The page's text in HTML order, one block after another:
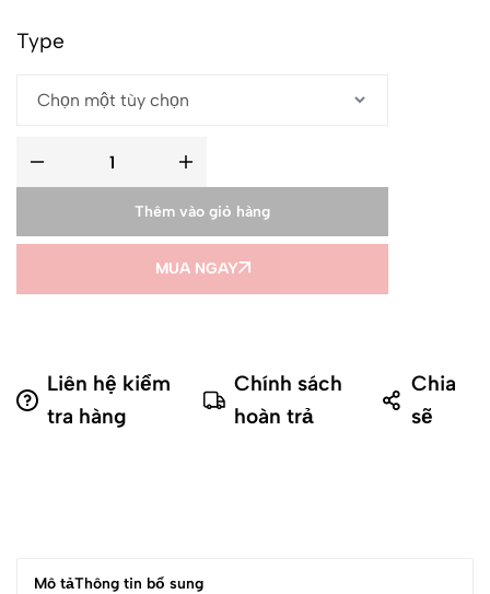
Type
Thêm vào giỏ hàng
MUA NGAY
Liên hệ kiểm
tra hàng
Chính sách
hoàn trả
Chia
sẽ
Mô tảThông tin bổ sung